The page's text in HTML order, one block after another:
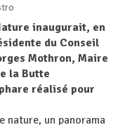
Pollastro
inaugurait, en
du Conseil
Mothron, Maire
la Butte
réalisé pour
nature, un panorama